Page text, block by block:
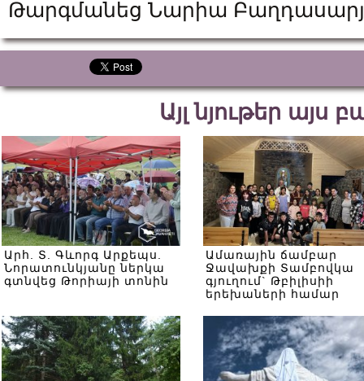
Թարգմանեց Նարիա
Այլ նյութեր այս
Արհ. Տ. Գևորգ Արքեպս.
Նորատունկյանը ներկա
գտնվեց Թորիայի տոնին
Ամառային ճամբար
Ջավախքի Տամբովկա
գյուղում` Թբիլիսիի
երեխաների համար